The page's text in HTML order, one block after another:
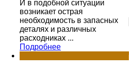
И в подобной ситуации
возникает острая
необходимость в запасных
деталях и различных
расходниках ...
Подробнее